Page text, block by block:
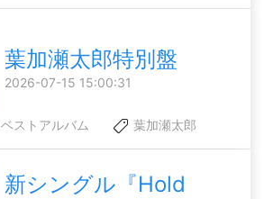
葉加瀬太郎特別盤
2026-07-15 15:00:31
ベストアルバム 葉加瀬太郎
新シングル『Hold